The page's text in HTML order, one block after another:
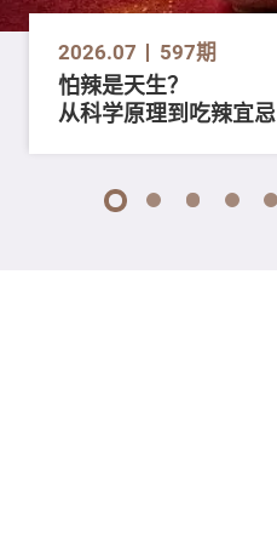
2026.07 597期
怕辣是天生？
从科学原理到吃辣宜忌
1 2 3 4 5